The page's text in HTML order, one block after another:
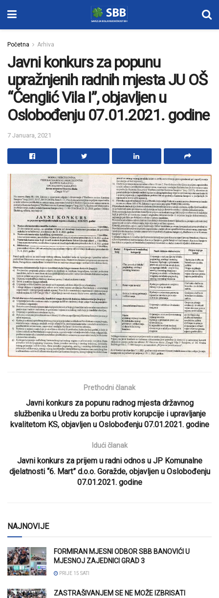
Početna Arhiva
Javni konkurs za popunu
upražnjenih radnih mjesta JU OŠ
“Čenglić Vila I”, objavljen u
Oslobođenju 07.01.2021. godine
7 Januara, 2021
Prethodni članak
Javni konkurs za popunu radnog mjesta državnog
službenika u Uredu za borbu protiv korupcije i upravljanje
kvalitetom KS, objavljen u Oslobođenju 07.01.2021. godine
Idući članak
Javni konkurs za prijem u radni odnos u JP Komunalne
djelatnosti “6. Mart” d.o.o. Goražde, objavljen u Oslobođenju
07.01.2021. godine
NAJNOVIJE
FORMIRAN MJESNI ODBOR SBB BANOVIĆI U
MJESNOJ ZAJEDNICI GRAD 3
PRIJE 15 SATI
ZASTRAŠIVANJEM SE NE MOŽE IZBRISATI